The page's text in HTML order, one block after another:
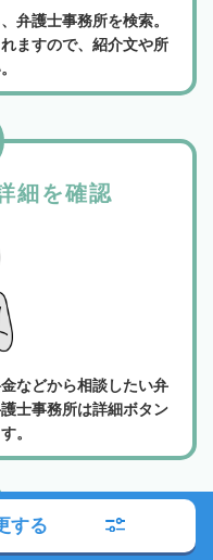
弁護士事務所を検索。
ますので、紹介文や所
細を確認
などから相談したい弁
士事務所は詳細ボタン
。
する